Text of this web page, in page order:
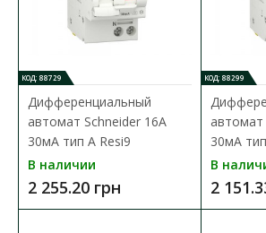
КОД: 88729
Дифференциальный
автомат Schneider 16А
30мА тип А Resi9
В наличии
2 255.20 грн
КОД: 88299
автомат
30мА
В
2